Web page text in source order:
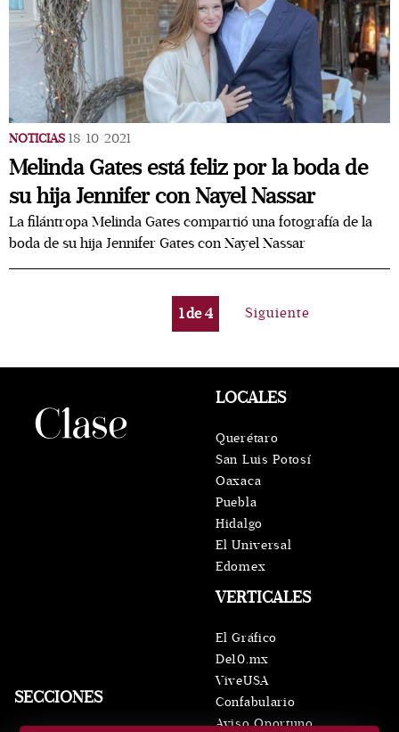
NOTICIAS 18/10/2021
Melinda Gates está feliz por la boda de
su hija Jennifer con Nayel Nassar
La filántropa Melinda Gates compartió una fotografía de la
boda de su hija Jennifer Gates con Nayel Nassar
1de4 Siguiente
SECCIONES
VERTICALES
El Gráfico
De10.mx
ViveUSA
Confabulario
Aviso Oportuno
LOCALES
Querétaro
San Luis Potosí
Oaxaca
Puebla
Hidalgo
El Universal
Edomex